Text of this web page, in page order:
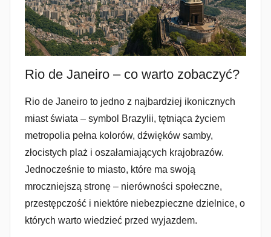
Rio de Janeiro – co warto zobaczyć?
Rio de Janeiro to jedno z najbardziej ikonicznych
miast świata – symbol Brazylii, tętniąca życiem
metropolia pełna kolorów, dźwięków samby,
złocistych plaż i oszałamiających krajobrazów.
Jednocześnie to miasto, które ma swoją
mroczniejszą stronę – nierówności społeczne,
przestępczość i niektóre niebezpieczne dzielnice, o
których warto wiedzieć przed wyjazdem.